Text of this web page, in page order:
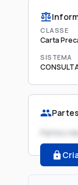
CLASSE
Carta
SISTEMA
Partes